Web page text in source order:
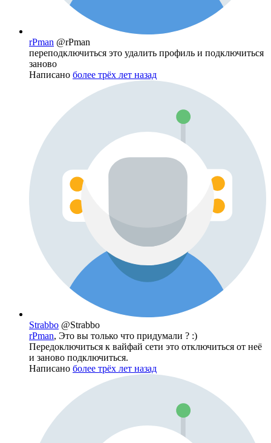
rPman @rPman
переподключиться это удалить профиль и подключиться
заново
Написано более трёх лет назад
Strabbo @Strabbo
rPman, Это вы только что придумали ? :)
Передоключиться к вайфай сети это отключиться от неё
и заново подключиться.
Написано более трёх лет назад